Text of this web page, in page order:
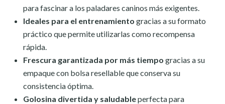
para fascinar a los paladares caninos más exigentes.
Ideales para el entrenamiento gracias a su formato
práctico que permite utilizarlas como recompensa
rápida.
Frescura garantizada por más tiempo gracias a su
empaque con bolsa resellable que conserva su
consistencia óptima.
Golosina divertida y saludableperfecta para